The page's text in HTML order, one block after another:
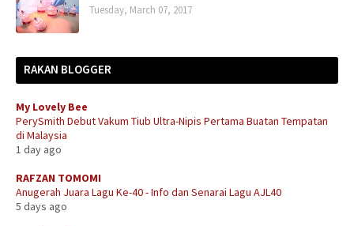
Tuesday, March 07, 2017
RAKAN BLOGGER
My Lovely Bee
PerySmith Debut Vakum Tiub Ultra-Nipis Pertama Buatan Tempatan
di Malaysia
1 day ago
RAFZAN TOMOMI
Anugerah Juara Lagu Ke-40 - Info dan Senarai Lagu AJL40
5 days ago